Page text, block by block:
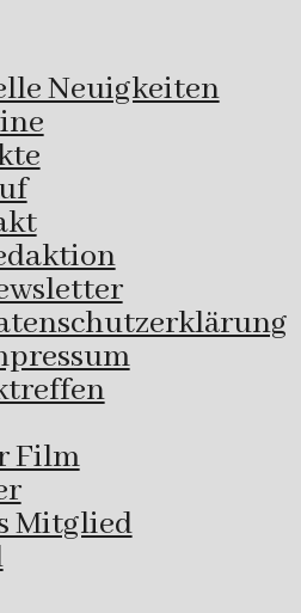
Neuigkeiten
Film
Mitglied